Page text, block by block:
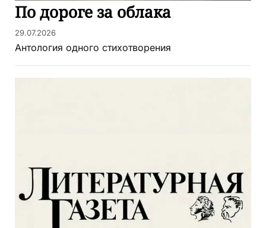
По дороге за облака
29.07.2026
Антология одного стихотворения